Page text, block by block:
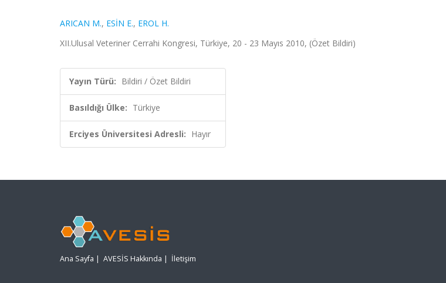
ARICAN M., ESİN E., EROL H.
XII.Ulusal Veteriner Cerrahi Kongresi, Türkiye, 20 - 23 Mayıs 2010, (Özet Bildiri)
Yayın Türü: Bildiri / Özet Bildiri
Basıldığı Ülke: Türkiye
Erciyes Üniversitesi Adresli: Hayır
Ana Sayfa | AVESİS Hakkında | İletişim